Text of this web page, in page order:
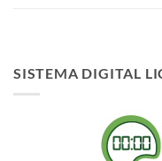
SISTEMA DIGITAL